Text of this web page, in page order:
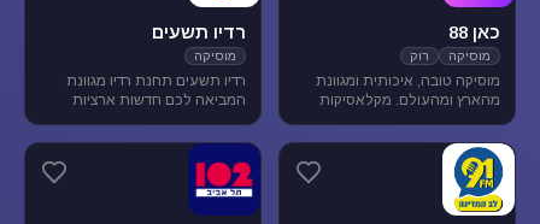
כאן 88
מוסיקה רוק
מוסיקה טובה, איכותית ומגוונת
מהארץ ומהעולם. מקלאסיקות
בארץ ובעולם ועד ג'אז, אלטרנטיב,
מוסיקת עולם ובלוז.
רדיו תשעים
מוסיקה
רדיו תשעים תחנת רדיו מגוונת
המביאה לכם חדשות ארציות
ופנאי וכמובן מוסיקה מגוונת
להנאת המאזינים